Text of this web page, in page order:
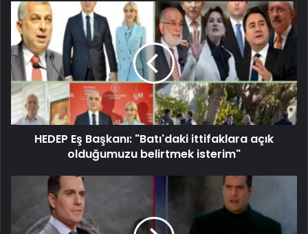
HEDEP Eş Başkanı: "Batı'daki ittifaklara açık
olduğumuzu belirtmek isterim"